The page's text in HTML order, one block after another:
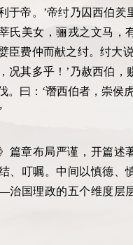
于帝。’帝纣乃囚西伯羑
氏美女，骊戎之文马，
臣费仲而献之纣。纣大
况其多乎！’乃赦西伯，
。曰：‘谮西伯者，崇侯
》篇章布局严谨，开篇述
、叮嘱。中间以慎德、
国理政的五个维度层